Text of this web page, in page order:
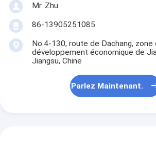
Mr. Zhu
86-13905251085
No.4-130, route de Dachang, zone
développement économique de
Jiangsu, Chine
Parlez Maintenant.